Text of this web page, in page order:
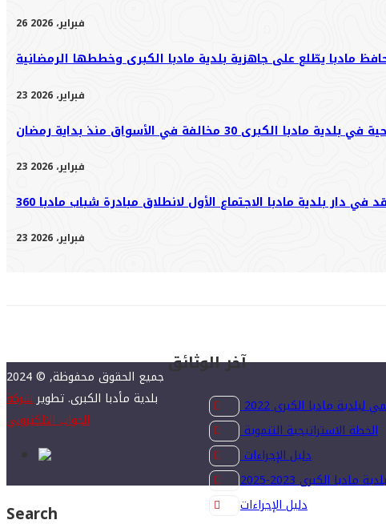
26 فبراير، 2026
مادبا يطّلع على جاهزية بلدية مادبا الكبرى وخططها الرمضانية
23 فبراير، 2026
الكبرى 30 مخالفة في الأسواق منذ بداية رمضان
23 فبراير، 2026
23 فبراير، 2026
آخر الوثائق
مادبا الكبرى 2022
الخطة الاستراتيجية التنموية
دليل الإجراءات
الكبرى 2023-2025
دليل الإجراءات
2024 © جميع الحقوق محفوظة,
بلدية مأدبا الكبرى. تطويرشركة
الجواب الالكتروني
Search